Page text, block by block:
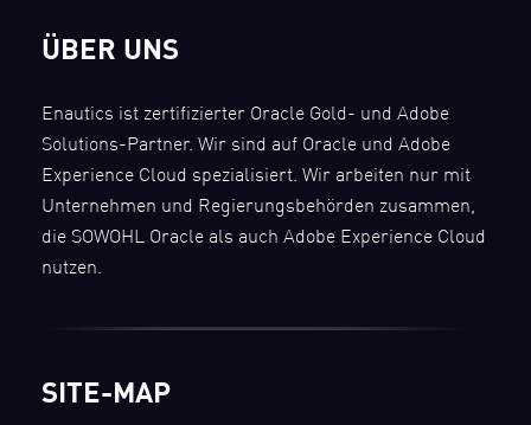
ÜBER UNS
Enautics ist zertifizierter Oracle Gold- und Adobe
Solutions-Partner. Wir sind auf Oracle und Adobe
Experience Cloud spezialisiert. Wir arbeiten nur mit
Unternehmen und Regierungsbehörden zusammen,
die SOWOHL Oracle als auch Adobe Experience Cloud
nutzen.
SITE-MAP